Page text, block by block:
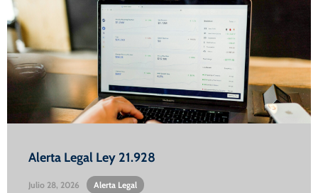
Alerta Legal Ley 21.928
Julio 28, 2026 Alerta Legal